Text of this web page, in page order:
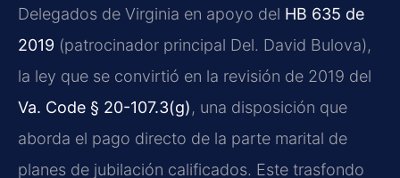
Delegados de Virginia en apoyo del HB 635 de
2019 (patrocinador principal Del. David Bulova),
la ley que se convirtió en la revisión de 2019 del
Va. Code § 20-107.3(g), una disposición que
aborda el pago directo de la parte marital de
planes de jubilación calificados. Este trasfondo